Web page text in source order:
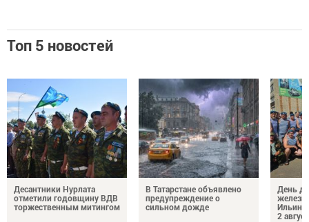
Топ 5 новостей
Десантники Нурлата
отметили годовщину ВДВ
торжественным митингом
В Татарстане объявлено
предупреждение о
сильном дожде
День
Ильин
2